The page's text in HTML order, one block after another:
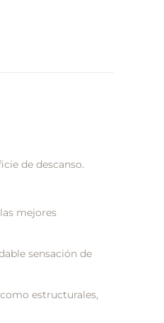
de descanso.
mejores
sensación de
estructurales,